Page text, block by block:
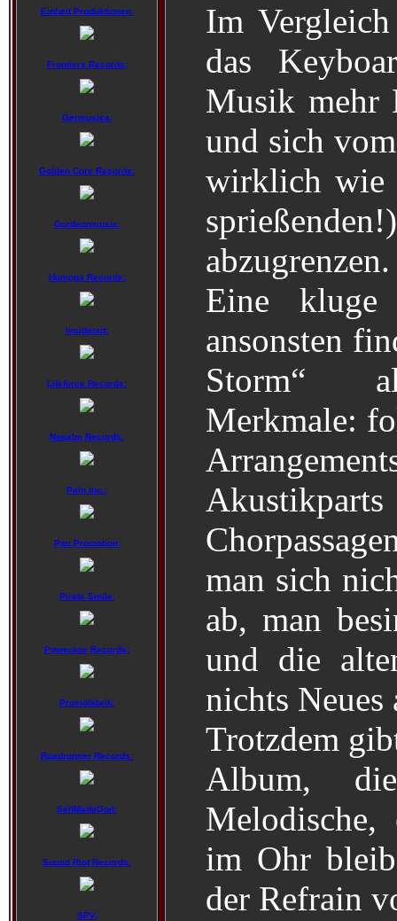
Einheit Produktionen:
Frontiers Records:
Germusica:
Golden Core Records:
Gordeonmusic:
Humppa Records:
Insideout:
Lifeforce Records:
Napalm Records:
Pain Inc.:
Pan Promotion:
Pirate Smile:
Powerage Records:
Promofabrik:
Roadrunner Records:
SelfMadeGod:
Sound Riot Records:
SPV:
Im
das
Musik mehr
und sich
wirklich wie
abzugrenzen.
Eine kluge
ansonsten
Storm“
Merkmale:
man sich
ab, man
und die
nichts Neues
Trotzdem
Album,
Melodische,
im Ohr
der Refrain